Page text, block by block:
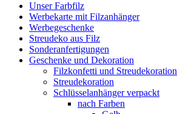
Unser Farbfilz
Werbekarte mit Filzanhänger
Werbegeschenke
Streudeko aus Filz
Sonderanfertigungen
Geschenke und Dekoration
Filzkonfetti und Streudekoration
Streudekoration
Schlüsselanhänger verpackt
nach Farben